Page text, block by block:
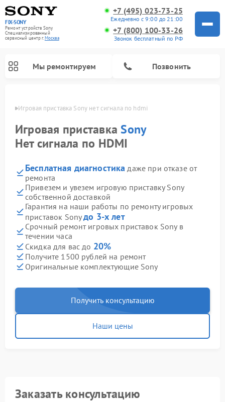
FIX-SONY
Ремонт устройств Sony
Специализированный
cервисный центр г.Москва
+7 (495) 023-73-25
Ежедневно с 9:00 до 21:00
+7 (800) 100-33-26
Звонок бесплатный по РФ
Мы ремонтируем Позвонить
Игровая приставка Sony нет сигнала по hdmi
Игровая приставкаSony
Нет сигнала по HDMI
Бесплатная диагностика даже при отказе от
ремонта
Привезем и увезем игровую приставку Sony
собственной доставкой
Гарантия на наши работы по ремонту игровых
приставок Sonyдо 3-х лет
Срочный ремонт игровых приставок Sony в
течении часа
Скидка для вас до 20%
Получите 1500 рублей на ремонт
Оригинальные комплектующие Sony
Получить консультацию
Наши цены
Заказать консультацию